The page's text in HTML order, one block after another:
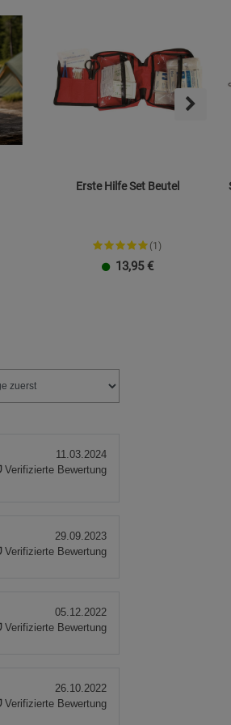
Erste Hilfe Set Beutel
(1)
13,95 €
11.03.2024
Verifizierte Bewertung
29.09.2023
Verifizierte Bewertung
05.12.2022
Verifizierte Bewertung
26.10.2022
Verifizierte Bewertung